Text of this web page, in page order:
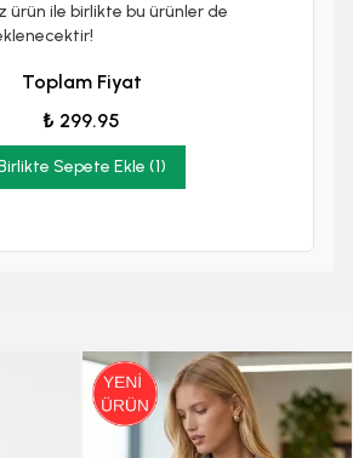
ürün ile birlikte bu ürünler de
Toplam Fiyat
₺ 299.95
Sepete Ekle (1)